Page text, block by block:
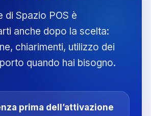
di Spazio POS è
anche dopo la scelta:
chiarimenti, utilizzo dei
quando hai bisogno.
prima dell’attivazione